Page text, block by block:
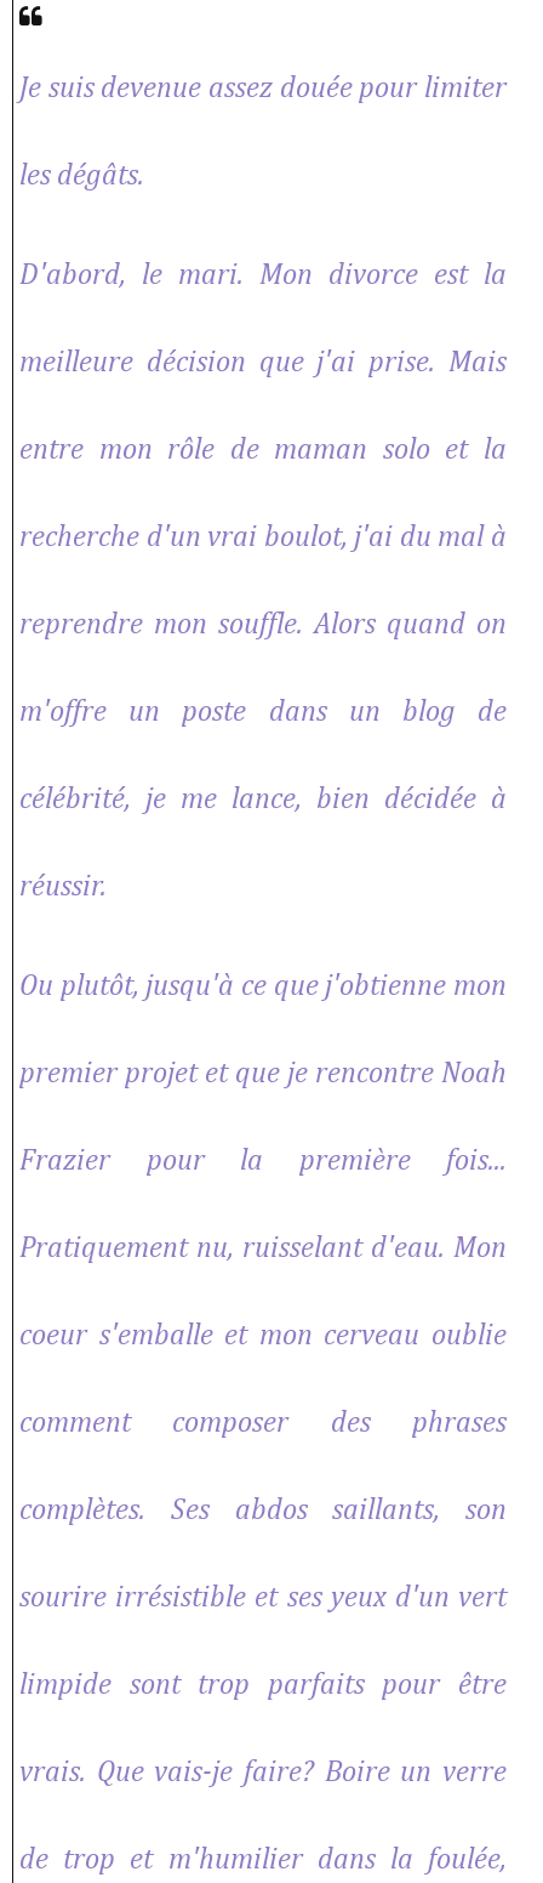
Je suis devenue assez douée pour limiter
les dégâts.
D'abord, le mari. Mon divorce est la
meilleure décision que j'ai prise. Mais
entre mon rôle de maman solo et la
recherche d'un vrai boulot, j'ai du mal à
reprendre mon souffle. Alors quand on
m'offre un poste dans un blog de
célébrité, je me lance, bien décidée à
réussir.
Ou plutôt, jusqu'à ce que j'obtienne mon
premier projet et que je rencontre Noah
Frazier pour la première fois...
Pratiquement nu, ruisselant d'eau. Mon
coeur s'emballe et mon cerveau oublie
comment composer des phrases
complètes. Ses abdos saillants, son
sourire irrésistible et ses yeux d'un vert
limpide sont trop parfaits pour être
vrais. Que vais-je faire? Boire un verre
de trop et m'humilier dans la foulée,